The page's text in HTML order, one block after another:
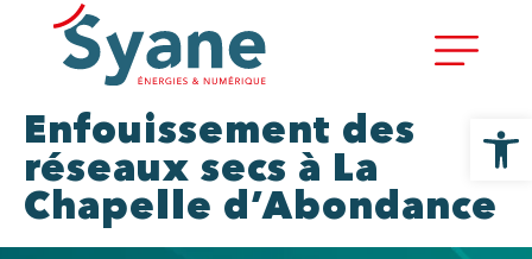
Enfouissement des
réseaux secs à La
Chapelle d’Abondance
Ouvrir